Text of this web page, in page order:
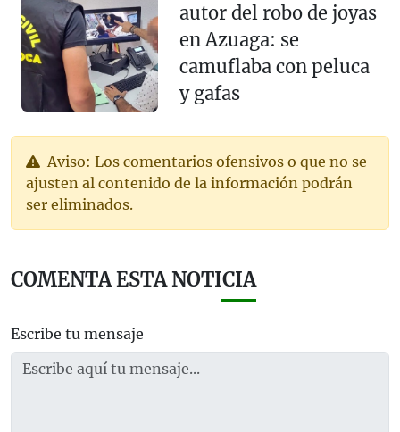
autor del robo de joyas
en Azuaga: se
camuflaba con peluca
y gafas
Aviso: Los comentarios ofensivos o que no se
ajusten al contenido de la información podrán
ser eliminados.
COMENTA ESTA NOTICIA
Escribe tu mensaje